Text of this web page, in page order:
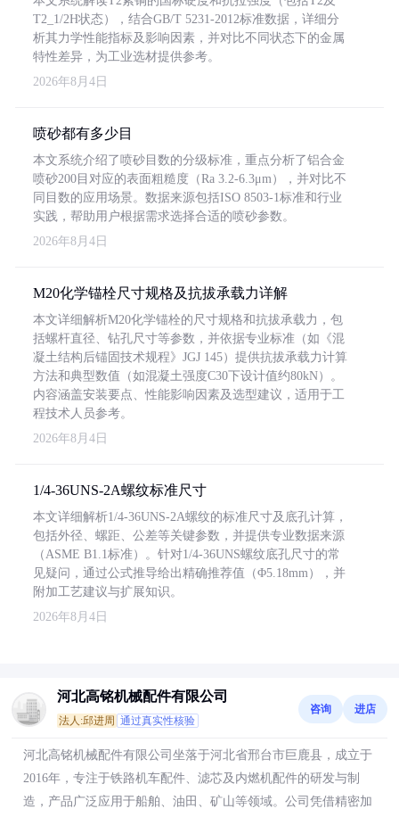
T2_1/2H状态），结合GB/T 5231-2012标准数据，详细分
析其力学性能指标及影响因素，并对比不同状态下的金属
特性差异，为工业选材提供参考。
2026年8月4日
喷砂都有多少目
本文系统介绍了喷砂目数的分级标准，重点分析了铝合金
喷砂200目对应的表面粗糙度（Ra 3.2-6.3μm），并对比不
同目数的应用场景。数据来源包括ISO 8503-1标准和行业
实践，帮助用户根据需求选择合适的喷砂参数。
2026年8月4日
M20化学锚栓尺寸规格及抗拔承载力详解
本文详细解析M20化学锚栓的尺寸规格和抗拔承载力，包
括螺杆直径、钻孔尺寸等参数，并依据专业标准（如《混
凝土结构后锚固技术规程》JGJ 145）提供抗拔承载力计算
方法和典型数值（如混凝土强度C30下设计值约80kN）。
内容涵盖安装要点、性能影响因素及选型建议，适用于工
程技术人员参考。
2026年8月4日
1/4-36UNS-2A螺纹标准尺寸
本文详细解析1/4-36UNS-2A螺纹的标准尺寸及底孔计算，
包括外径、螺距、公差等关键参数，并提供专业数据来源
（ASME B1.1标准）。针对1/4-36UNS螺纹底孔尺寸的常
见疑问，通过公式推导给出精确推荐值（Φ5.18mm），并
附加工艺建议与扩展知识。
2026年8月4日
河北高铭机械配件有限公司
法人:邱进周 通过真实性核验
咨询 进店
河北高铭机械配件有限公司坐落于河北省邢台市巨鹿县，成立于
2016年，专注于铁路机车配件、滤芯及内燃机配件的研发与制
造，产品广泛应用于船舶、油田、矿山等领域。公司凭借精密加